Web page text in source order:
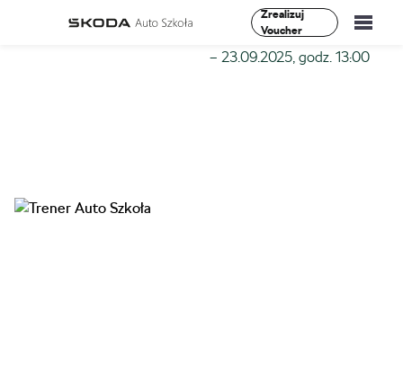
Zrealizuj
Voucher
Individual Safe Driving I Stopień
– 23.09.2025, godz. 13:00